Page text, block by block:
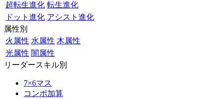
超転生進化 転生進化
ドット進化 アシスト進化
属性別
火属性 水属性 木属性
光属性 闇属性
リーダースキル別
7×6マス
コンボ加算